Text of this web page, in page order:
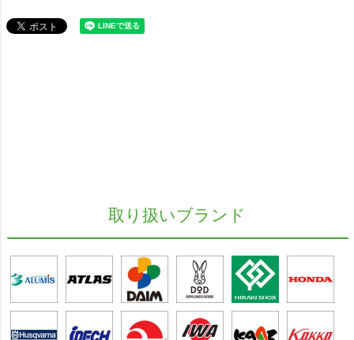
取り扱いブランド